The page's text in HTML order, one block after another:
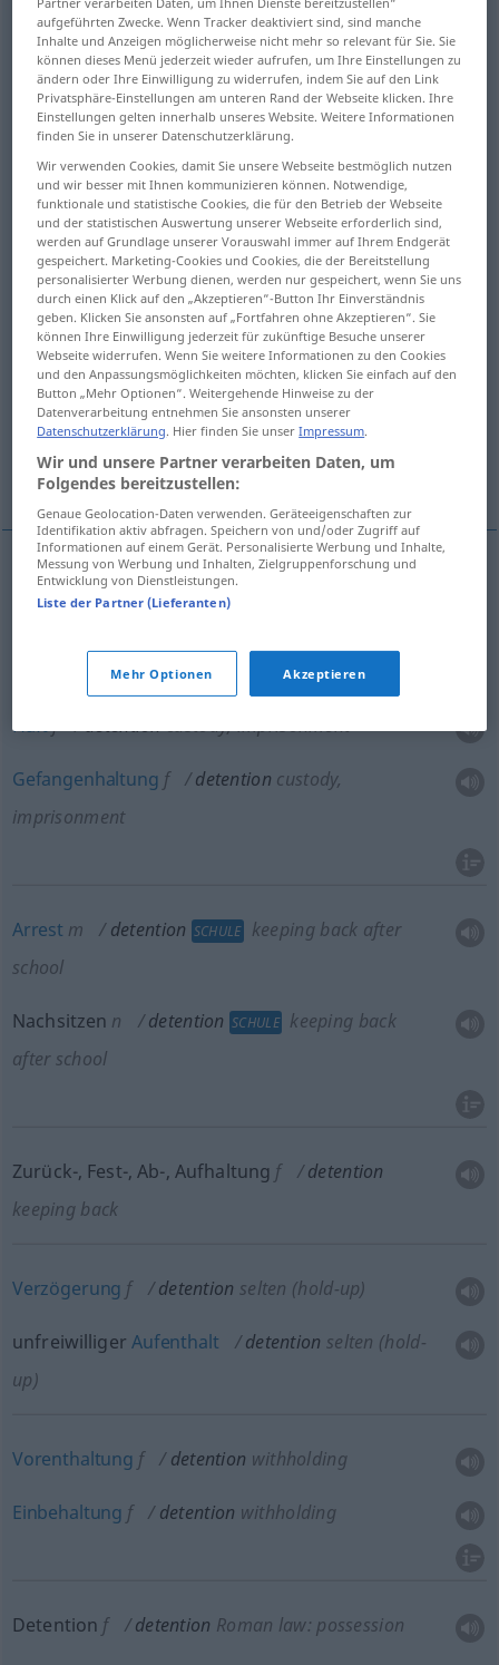
Übersicht aller Übersetzungen
(Für mehr Details die Übersetzung anklicken/antippen)
Inhaftierung, Festnahme
Haft, Gefangenhaltung
Arrest, Nachsitzen
Zurück-, Fest-, Ab-, Aufhaltung
Verzögerung, unfreiwilliger Aufenthalt
Vorenthaltung, Einbehaltung
Detention, Detinierung, bloße Innehabung
Inhaftierungf detention capturing
Festnahmef detentioncapturing
Haftf detentioncustody, imprisonment
Gefangenhaltung f detention custody,
imprisonment
Arrest m detention SCHULE
keeping back after
school
Nachsitzen n detention SCHULE keeping back
after school
Zurück-, Fest-, Ab-, Aufhaltung f
detention
keeping back
Verzögerung f detention selten (hold-up)
unfreiwilligerAufenthalt detention selten (hold-
up)
Vorenthaltung f detention withholding
Einbehaltung f detention withholding
Detention f detention Roman law: possession
aufgeführten Zwecke. Wenn Tracker deaktiviert sind, sind manche
Inhalte und Anzeigen möglicherweise nicht mehr so relevant für Sie. Sie
können dieses Menü jederzeit wieder aufrufen, um Ihre Einstellungen zu
ändern oder Ihre Einwilligung zu widerrufen, indem Sie auf den Link
Privatsphäre-Einstellungen am unteren Rand der Webseite klicken. Ihre
Einstellungen gelten innerhalb unseres Website. Weitere Informationen
finden Sie in unserer Datenschutzerklärung.
Wir verwenden Cookies, damit Sie unsere Webseite bestmöglich nutzen
und wir besser mit Ihnen kommunizieren können. Notwendige,
funktionale und statistische Cookies, die für den Betrieb der Webseite
und der statistischen Auswertung unserer Webseite erforderlich sind,
werden auf Grundlage unserer Vorauswahl immer auf Ihrem Endgerät
gespeichert. Marketing-Cookies und Cookies, die der Bereitstellung
personalisierter Werbung dienen, werden nur gespeichert, wenn Sie uns
durch einen Klick auf den „Akzeptieren“-Button Ihr Einverständnis
geben. Klicken Sie ansonsten auf „Fortfahren ohne Akzeptieren“. Sie
können Ihre Einwilligung jederzeit für zukünftige Besuche unserer
Webseite widerrufen. Wenn Sie weitere Informationen zu den Cookies
und den Anpassungsmöglichkeiten möchten, klicken Sie einfach auf den
Button „Mehr Optionen“. Weitergehende Hinweise zu der
Datenverarbeitung entnehmen Sie ansonsten unserer
Datenschutzerklärung. Hier finden Sie unserImpressum.
Wir und unsere Partner verarbeiten Daten, um
Folgendes bereitzustellen:
Genaue Geolocation-Daten verwenden. Geräteeigenschaften zur
Identifikation aktiv abfragen. Speichern von und/oder Zugriff auf
Informationen auf einem Gerät. Personalisierte Werbung und Inhalte,
Messung von Werbung und Inhalten, Zielgruppenforschung und
Entwicklung von Dienstleistungen.
Liste der Partner (Lieferanten)
Mehr Optionen Akzeptieren